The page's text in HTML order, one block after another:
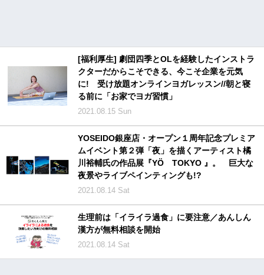
[福利厚生] 劇団四季とOLを経験したインストラ
クターだからこそできる、今こそ企業を元気
に! 受け放題オンラインヨガレッスン//朝と寝
る前に「お家でヨガ習慣」
2021.08.15 Sun
YOSEIDO銀座店・オープン１周年記念プレミア
ムイベント第２弾「夜」を描くアーティスト橘
川裕輔氏の作品展『YÖ TOKYO 』。 巨大な
夜景やライブペインティングも!?
2021.08.14 Sat
生理前は「イライラ過食」に要注意／あんしん
漢方が無料相談を開始
2021.08.14 Sat